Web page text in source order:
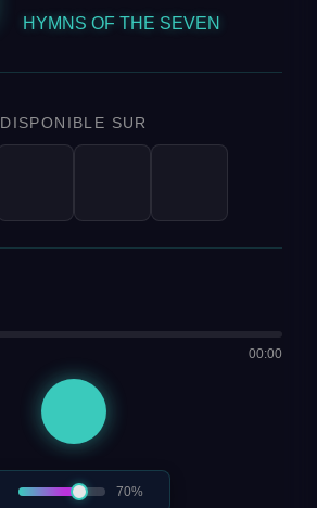
HYMNS OF THE SEVEN
DISPONIBLE SUR
00:00
70%